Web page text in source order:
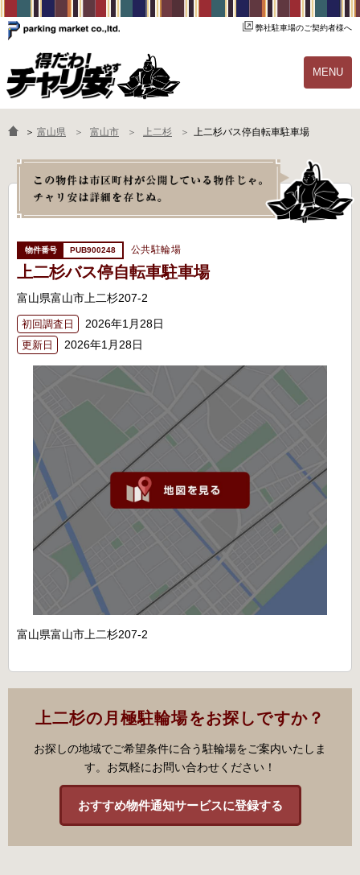
弊社駐車場のご契約者様へ
MENU
物件一覧 ご契約の流れ
よくあるご質問 駐輪場オーナー様へ
＞ 富山県 富山市 上二杉 上二杉バス停自転車駐車場
PUB900248 公共駐輪場
上二杉バス停自転車駐車場
富山県富山市上二杉207-2
初回調査日 2026年1月28日
更新日 2026年1月28日
富山県富山市上二杉207-2
上二杉の月極駐輪場をお探しですか？
お探しの地域でご希望条件に合う駐輪場をご案内いたしま
す。お気軽にお問い合わせください！
おすすめ物件通知サービスに登録する